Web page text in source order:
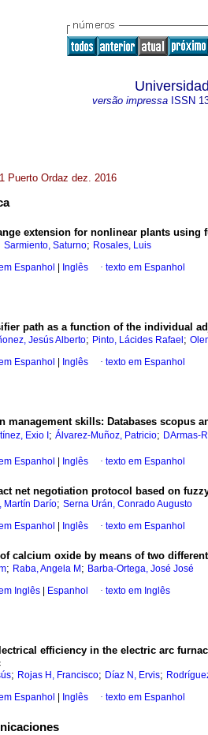
versão impressa ISSN
Puerto Ordaz dez. 2016
extension for nonlinear plants
Sarmiento, Saturno; Rosales, Luis
Espanhol Inglês · texto em Espanhol
path as a function of the individual
Jesús Alberto; Pinto, Lácides Rafael ;
Espanhol Inglês · texto em Espanhol
management skills: Databases scopus
Exio I ; Álvarez-Muñoz, Patricio; DArmas-
Espanhol Inglês · texto em Espanhol
net negotiation protocol based on
Martín Darío; Serna Urán, Conrado Augusto
Espanhol Inglês · texto em Espanhol
calcium oxide by means of two
; Raba, Angela M ; Barba-Ortega, José José
Inglês Espanhol · texto em Inglês
efficiency in the electric arc
; Rojas H, Francisco; Díaz N, Ervis;
Espanhol Inglês · texto em Espanhol